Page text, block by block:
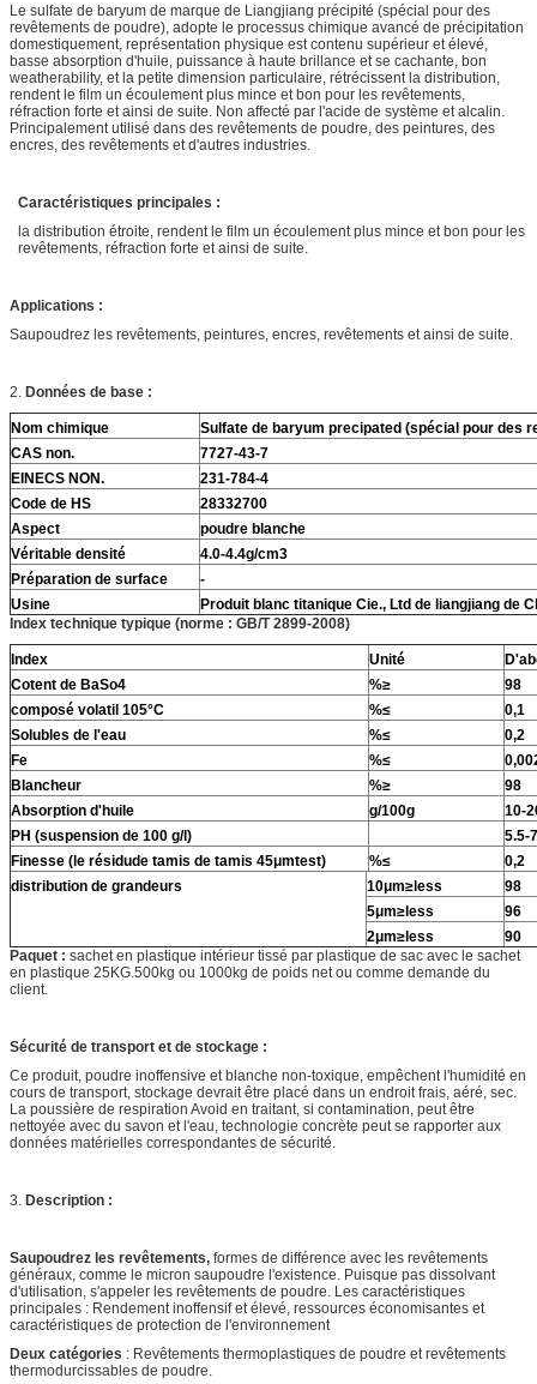
Le sulfate de baryum de marque de Liangjiang précipité (spécial pour des
revêtements de poudre), adopte le processus chimique avancé de précipitation
domestiquement, représentation physique est contenu supérieur et élevé,
basse absorption d'huile, puissance à haute brillance et se cachante, bon
weatherability, et la petite dimension particulaire, rétrécissent la distribution,
rendent le film un écoulement plus mince et bon pour les revêtements,
réfraction forte et ainsi de suite. Non affecté par l'acide de système et alcalin.
Principalement utilisé dans des revêtements de poudre, des peintures, des
encres, des revêtements et d'autres industries.
Caractéristiques principales :
la distribution étroite, rendent le film un écoulement plus mince et bon pour les
revêtements, réfraction forte et ainsi de suite.
Applications :
Saupoudrez les revêtements, peintures, encres, revêtements et ainsi de suite.
2. Données de base :
Nom chimique
Sulfate de baryum precipated (spécial pour des
CAS non.
7727-43-7
EINECS NON.
231-784-4
Code de HS
28332700
Aspect
poudre blanche
Véritable densité
4.0-4.4g/cm3
Préparation de surface
-
Usine
Produit blanc titanique Cie., Ltd de liangjiang de
Index technique typique (norme : GB/T 2899-2008)
Index Unité
Cotent de BaSo4
%≥
98
composé volatil 105°C
%≤
0,1
Solubles de l'eau
%≤
0,2
Fe
%≤
Blancheur
%≥
98
Absorption d'huile
g/100g
10-
PH (suspension de 100 g/l)
5.5-
Finesse (le résidude tamis de tamis 45μmtest)
%≤
0,2
distribution de grandeurs
10μm≥less
98
5μm≥less
96
2μm≥less
90
Paquet : sachet en plastique intérieur tissé par plastique de sac avec le sachet
en plastique 25KG.500kg ou 1000kg de poids net ou comme demande du
client.
Sécurité de transport et de stockage :
Ce produit, poudre inoffensive et blanche non-toxique, empêchent l'humidité en
cours de transport, stockage devrait être placé dans un endroit frais, aéré, sec.
La poussière de respiration Avoid en traitant, si contamination, peut être
nettoyée avec du savon et l'eau, technologie concrète peut se rapporter aux
données matérielles correspondantes de sécurité.
3. Description :
Saupoudrez les revêtements, formes de différence avec les revêtements
généraux, comme le micron saupoudre l'existence. Puisque pas dissolvant
d'utilisation, s'appeler les revêtements de poudre. Les caractéristiques
principales : Rendement inoffensif et élevé, ressources économisantes et
caractéristiques de protection de l'environnement
Deux catégories : Revêtements thermoplastiques de poudre et revêtements
thermodurcissables de poudre.